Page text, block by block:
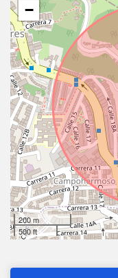
−
200 m
500 ft